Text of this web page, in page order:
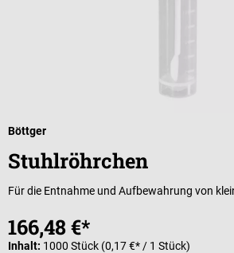
Böttger
Stuhlröhrchen
Für die Entnahme und Aufbewahrung von
166,48 €*
Inhalt: 1000 Stück (0,17 €* / 1 Stück)